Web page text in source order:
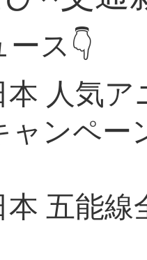
ス👇
本 人気
ャンペー
五能